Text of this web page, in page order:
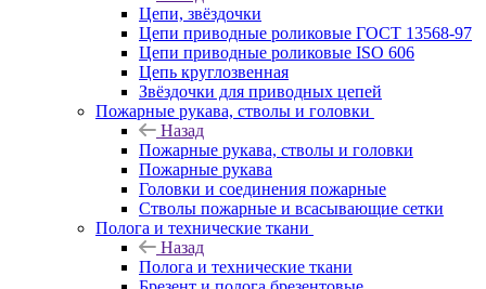
Цепи, звёздочки
Цепи приводные роликовые ГОСТ 13568-97
Цепи приводные роликовые ISO 606
Цепь круглозвенная
Звёздочки для приводных цепей
Пожарные рукава, стволы и головки
Назад
Пожарные рукава, стволы и головки
Пожарные рукава
Головки и соединения пожарные
Стволы пожарные и всасывающие сетки
Полога и технические ткани
Назад
Полога и технические ткани